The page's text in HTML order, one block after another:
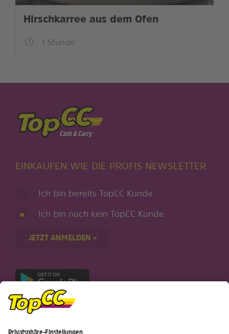
Hirschkarree aus dem Ofen
1 Stunde
EINKAUFEN WIE DIE PROFIS NEWSLETTER
Ich bin bereits TopCC Kunde
Ich bin noch kein TopCC Kunde
JETZT ANMELDEN »
Nur für Android-Geräte